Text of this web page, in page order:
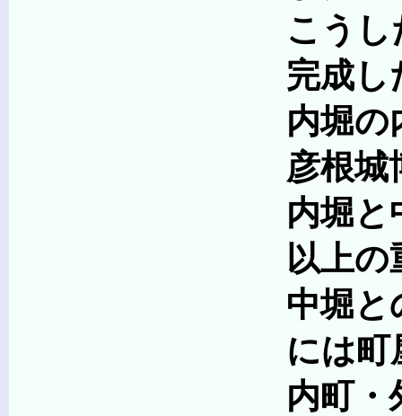
こうした大土木工
完成した彦根城の
内堀の内側の第一
彦根城博物館)
内堀と中堀に囲ま
以上の重臣の邸
中堀との間の第三
には町屋と足軽
内町・外町ともに